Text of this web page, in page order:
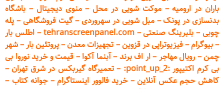
باران در ارومیه–موکت شویی در محل–منوی دیجیتال – باشگاه
بدنسازی در پونک–مبل شویی در سهروردی–گیت فروشگاهی – پله
چوبی – بلبرینگ صنعتی–
tehranscreenpanel.com
–اطلس بار
–بیوگرام–فیزیوتراپی در قزوین– تجهیزات معدن–پروتئین بار–شهر
چمن– رویال مهاجر –ار اف برند –آبنما آکوا – قیمت و خرید نوروا بی
بی کرم اکتیپور :point_up_2:
– تعمیرگاه گیربکس در شرق تهران–
کاهش حجم عکس آنلاین–خرید فالوور اینستاگرام–جوانه کتاب –